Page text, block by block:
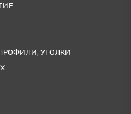
УГОЛКИ